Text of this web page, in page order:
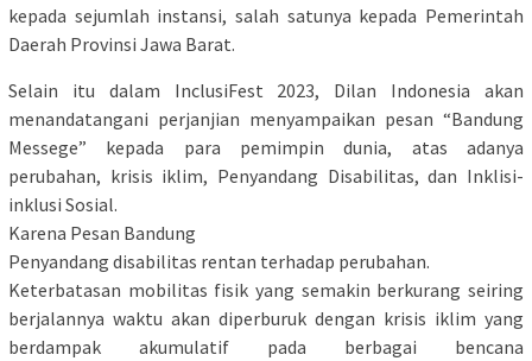
kepada sejumlah instansi, salah satunya kepada Pemerintah
Daerah Provinsi Jawa Barat.
Selain itu dalam InclusiFest 2023, Dilan Indonesia akan
menandatangani perjanjian menyampaikan pesan “Bandung
Messege” kepada para pemimpin dunia, atas adanya
perubahan, krisis iklim, Penyandang Disabilitas, dan Inklisi-
inklusi Sosial.
Karena Pesan Bandung
Penyandang disabilitas rentan terhadap perubahan.
Keterbatasan mobilitas fisik yang semakin berkurang seiring
berjalannya waktu akan diperburuk dengan krisis iklim yang
berdampak akumulatif pada berbagai bencana